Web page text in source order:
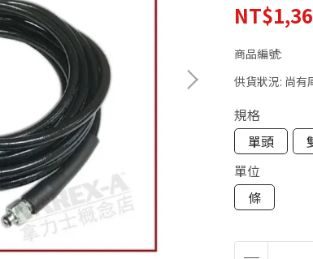
商品編號:
供貨狀況: 尚有
規格
單頭
單位
條